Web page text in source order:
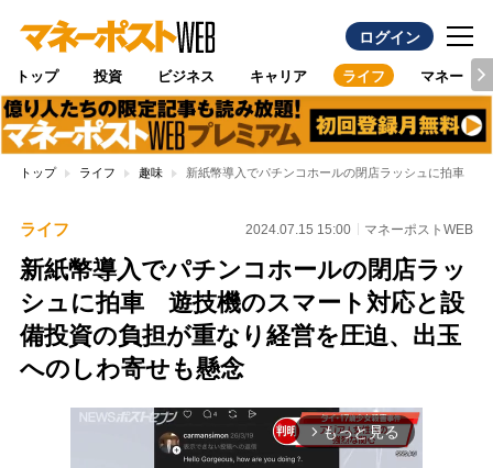
ログイン
トップ 投資 ビジネス キャリア ライフ マネー
トップ ライフ 趣味 新紙幣導入でパチンコホールの閉店ラッシュに拍車 遊
ライフ 2024.07.15 15:00 マネーポストWEB
新紙幣導入でパチンコホールの閉店ラッ
シュに拍車 遊技機のスマート対応と設
備投資の負担が重なり経営を圧迫、出玉
へのしわ寄せも懸念
arrow_forward_ios もっと見る